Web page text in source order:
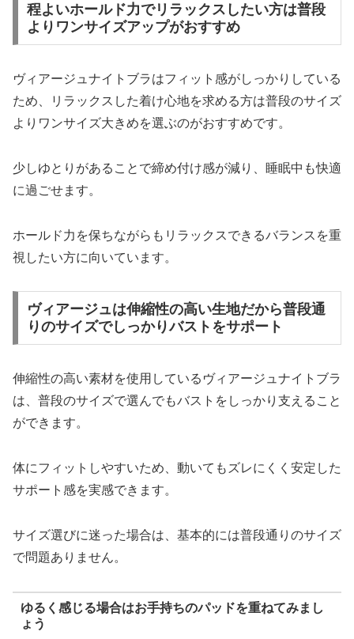
程よいホールド力でリラックスしたい方は普段
よりワンサイズアップがおすすめ
ヴィアージュナイトブラはフィット感がしっかりしている
ため、リラックスした着け心地を求める方は普段のサイズ
よりワンサイズ大きめを選ぶのがおすすめです。
少しゆとりがあることで締め付け感が減り、睡眠中も快適
に過ごせます。
ホールド力を保ちながらもリラックスできるバランスを重
視したい方に向いています。
ヴィアージュは伸縮性の高い生地だから普段通
りのサイズでしっかりバストをサポート
伸縮性の高い素材を使用しているヴィアージュナイトブラ
は、普段のサイズで選んでもバストをしっかり支えること
ができます。
体にフィットしやすいため、動いてもズレにくく安定した
サポート感を実感できます。
サイズ選びに迷った場合は、基本的には普段通りのサイズ
で問題ありません。
ゆるく感じる場合はお手持ちのパッドを重ねてみまし
ょう